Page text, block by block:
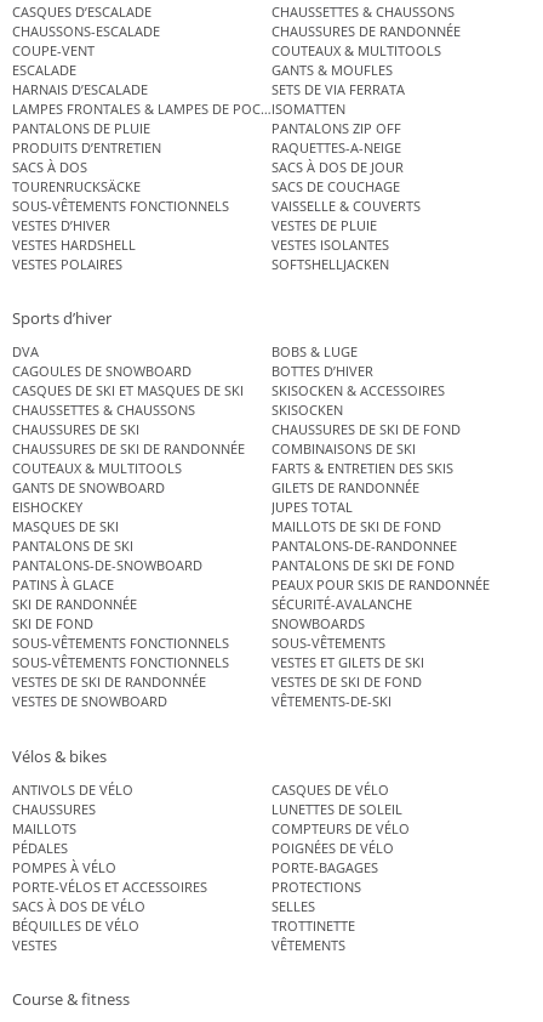
CASQUES D’ESCALADE
CHAUSSETTES & CHAUSSONS
CHAUSSONS-ESCALADE
CHAUSSURES DE RANDONNÉE
COUPE-VENT
COUTEAUX & MULTITOOLS
ESCALADE
GANTS & MOUFLES
HARNAIS D’ESCALADE
SETS DE VIA FERRATA
LAMPES FRONTALES & LAMPES DE POCHEISOMATTEN
PANTALONS DE PLUIE
PANTALONS ZIP OFF
PRODUITS D’ENTRETIEN
RAQUETTES-A-NEIGE
SACS À DOS
SACS À DOS DE JOUR
TOURENRUCKSÄCKE
SACS DE COUCHAGE
SOUS-VÊTEMENTS FONCTIONNELS
VAISSELLE & COUVERTS
VESTES D’HIVER
VESTES DE PLUIE
VESTES HARDSHELL
VESTES ISOLANTES
VESTES POLAIRES
SOFTSHELLJACKEN
Sports d’hiver
DVA
BOBS & LUGE
CAGOULES DE SNOWBOARD
BOTTES D’HIVER
CASQUES DE SKI ET MASQUES DE SKI
SKISOCKEN & ACCESSOIRES
CHAUSSETTES & CHAUSSONS
SKISOCKEN
CHAUSSURES DE SKI
CHAUSSURES DE SKI DE FOND
CHAUSSURES DE SKI DE RANDONNÉE
COMBINAISONS DE SKI
COUTEAUX & MULTITOOLS
FARTS & ENTRETIEN DES SKIS
GANTS DE SNOWBOARD
GILETS DE RANDONNÉE
EISHOCKEY
JUPES TOTAL
MASQUES DE SKI
MAILLOTS DE SKI DE FOND
PANTALONS DE SKI
PANTALONS-DE-RANDONNEE
PANTALONS-DE-SNOWBOARD
PANTALONS DE SKI DE FOND
PATINS À GLACE
PEAUX POUR SKIS DE RANDONNÉE
SKI DE RANDONNÉE
SÉCURITÉ-AVALANCHE
SKI DE FOND
SNOWBOARDS
SOUS-VÊTEMENTS FONCTIONNELS
SOUS-VÊTEMENTS
SOUS-VÊTEMENTS FONCTIONNELS
VESTES ET GILETS DE SKI
VESTES DE SKI DE RANDONNÉE
VESTES DE SKI DE FOND
VESTES DE SNOWBOARD
VÊTEMENTS-DE-SKI
Vélos & bikes
ANTIVOLS DE VÉLO
CASQUES DE VÉLO
CHAUSSURES
LUNETTES DE SOLEIL
MAILLOTS
COMPTEURS DE VÉLO
PÉDALES
POIGNÉES DE VÉLO
POMPES À VÉLO
PORTE-BAGAGES
PORTE-VÉLOS ET ACCESSOIRES
PROTECTIONS
SACS À DOS DE VÉLO
SELLES
BÉQUILLES DE VÉLO
TROTTINETTE
VESTES
VÊTEMENTS
Course & fitness